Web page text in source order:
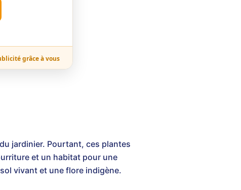
grâce à vous
jardinier. Pourtant, ces plantes
et un habitat pour une
vivant et une flore indigène.